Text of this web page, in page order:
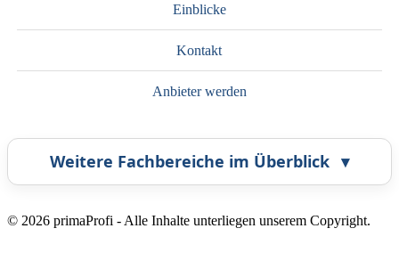
Einblicke
Kontakt
Anbieter werden
Weitere Fachbereiche im Überblick ▾
Airbrush Bestatter
© 2026 primaProfi - Alle Inhalte unterliegen unserem Copyright.